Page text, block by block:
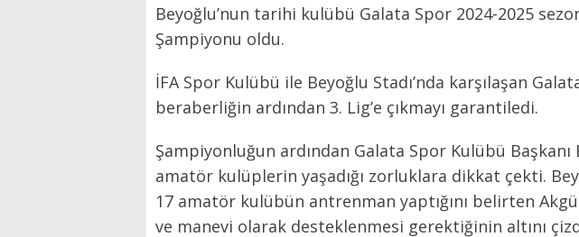
Beyoğlu’nun tarihi kulübü Galata Spor 2024-2025
Şampiyonu oldu.
İFA Spor Kulübü ile Beyoğlu Stadı’nda karşılaşan
beraberliğin ardından 3. Lig’e çıkmayı garantiledi.
Şampiyonluğun ardından Galata Spor Kulübü Başkanı
amatör kulüplerin yaşadığı zorluklara dikkat çekti.
17 amatör kulübün antrenman yaptığını belirten
ve manevi olarak desteklenmesi gerektiğinin altını